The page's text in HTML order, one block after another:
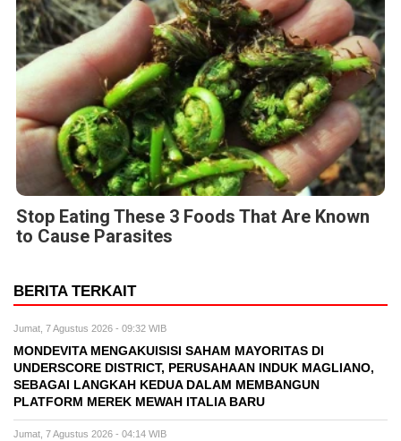
Stop Eating These 3 Foods That Are Known
to Cause Parasites
BERITA TERKAIT
Jumat, 7 Agustus 2026 - 09:32 WIB
MONDEVITA MENGAKUISISI SAHAM MAYORITAS DI
UNDERSCORE DISTRICT, PERUSAHAAN INDUK MAGLIANO,
SEBAGAI LANGKAH KEDUA DALAM MEMBANGUN
PLATFORM MEREK MEWAH ITALIA BARU
Jumat, 7 Agustus 2026 - 04:14 WIB